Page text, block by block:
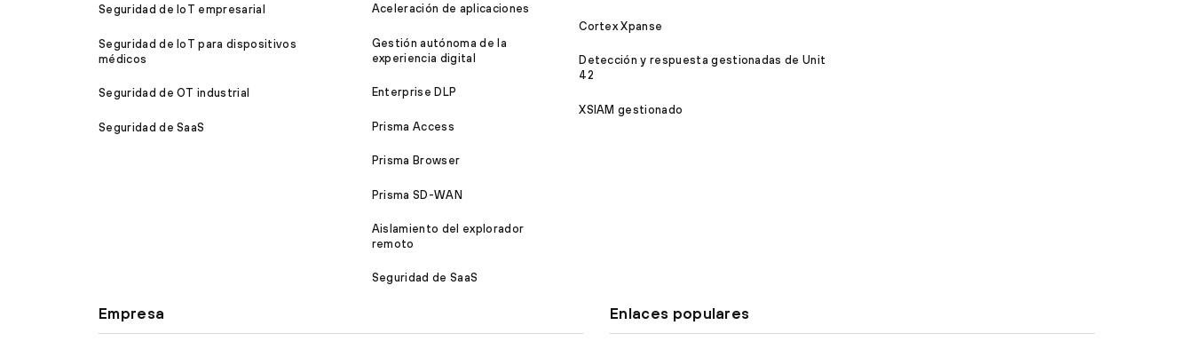
Seguridad de IoT empresarial
Seguridad de IoT para dispositivos
médicos
Seguridad de OT industrial
Seguridad de SaaS
Aceleración de aplicaciones
Gestión autónoma de la
experiencia digital
Enterprise DLP
Prisma Access
Prisma Browser
Prisma SD-WAN
Aislamiento del explorador
remoto
Seguridad de SaaS
Cortex Xpanse
Detección y respuesta gestionadas de Unit
42
XSIAM gestionado
Empresa Enlaces populares